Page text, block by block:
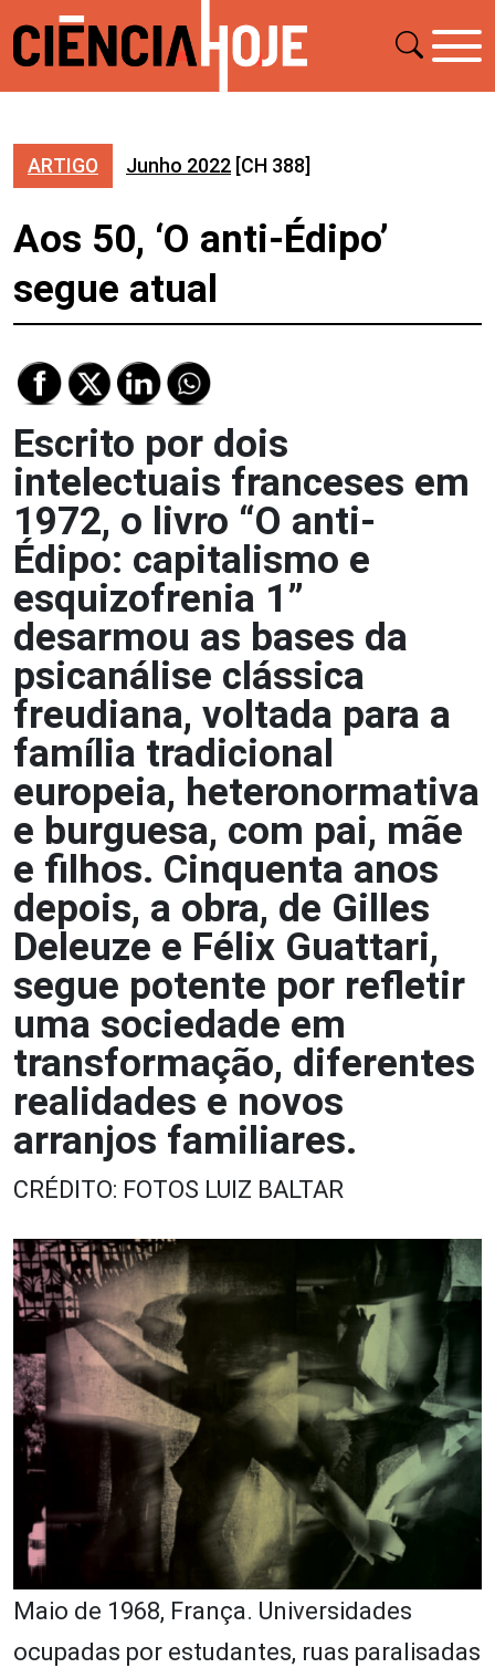
ARTIGO Junho 2022 [CH 388]
Aos 50, ‘O anti-Édipo’
segue atual
Escrito por dois
intelectuais franceses em
1972, o livro “O anti-
Édipo: capitalismo e
esquizofrenia 1”
desarmou as bases da
psicanálise clássica
freudiana, voltada para a
família tradicional
europeia, heteronormativa
e burguesa, com pai, mãe
e filhos. Cinquenta anos
depois, a obra, de Gilles
Deleuze e Félix Guattari,
segue potente por refletir
uma sociedade em
transformação, diferentes
realidades e novos
arranjos familiares.
CRÉDITO: FOTOS LUIZ BALTAR
Maio de 1968, França. Universidades
ocupadas por estudantes, ruas paralisadas